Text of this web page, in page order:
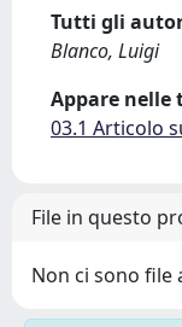
Tutti gli
Blanco, Luigi
Appare nelle
03.1 Articolo
File in questo
Non ci sono file